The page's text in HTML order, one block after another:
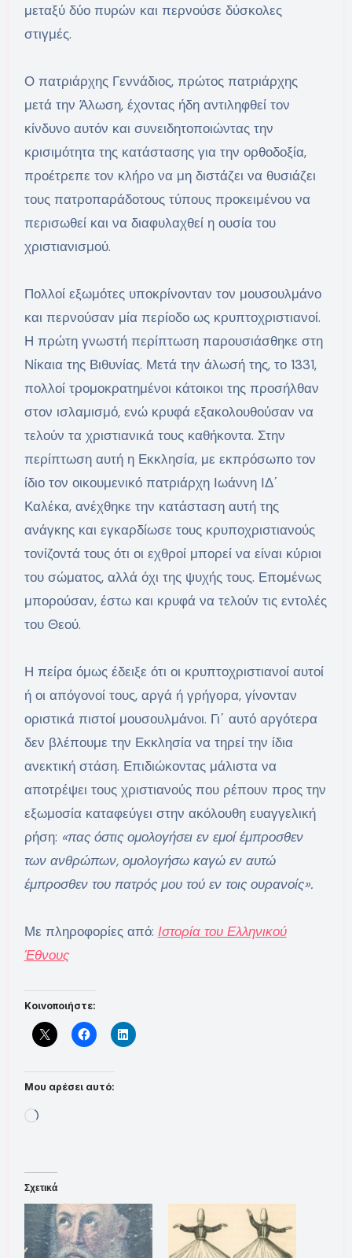
μεταξύ δύο πυρών και περνούσε δύσκολες
στιγμές.
Ο πατριάρχης Γεννάδιος, πρώτος πατριάρχης
μετά την Άλωση, έχοντας ήδη αντιληφθεί τον
κίνδυνο αυτόν και συνειδητοποιώντας την
κρισιμότητα της κατάστασης για την ορθοδοξία,
προέτρεπε τον κλήρο να μη διστάζει να θυσιάζει
τους πατροπαράδοτους τύπους προκειμένου να
περισωθεί και να διαφυλαχθεί η ουσία του
χριστιανισμού.
Πολλοί εξωμότες υποκρίνονταν τον μουσουλμάνο
και περνούσαν μία περίοδο ως κρυπτοχριστιανοί.
Η πρώτη γνωστή περίπτωση παρουσιάσθηκε στη
Νίκαια της Βιθυνίας. Μετά την άλωσή της, το 1331,
πολλοί τρομοκρατημένοι κάτοικοι της προσήλθαν
στον ισλαμισμό, ενώ κρυφά εξακολουθούσαν να
τελούν τα χριστιανικά τους καθήκοντα. Στην
περίπτωση αυτή η Εκκλησία, με εκπρόσωπο τον
ίδιο τον οικουμενικό πατριάρχη Ιωάννη ΙΔ΄
Καλέκα, ανέχθηκε την κατάσταση αυτή της
ανάγκης και εγκαρδίωσε τους κρυποχριστιανούς
τονίζοντά τους ότι οι εχθροί μπορεί να είναι κύριοι
του σώματος, αλλά όχι της ψυχής τους. Επομένως
μπορούσαν, έστω και κρυφά να τελούν τις εντολές
του Θεού.
Η πείρα όμως έδειξε ότι οι κρυπτοχριστιανοί αυτοί
ή οι απόγονοί τους, αργά ή γρήγορα, γίνονταν
οριστικά πιστοί μουσουλμάνοι. Γι΄ αυτό αργότερα
δεν βλέπουμε την Εκκλησία να τηρεί την ίδια
ανεκτική στάση. Επιδιώκοντας μάλιστα να
αποτρέψει τους χριστιανούς που ρέπουν προς την
εξωμοσία καταφεύγει στην ακόλουθη ευαγγελική
ρήση: «πας όστις ομολογήσει εν εμοί έμπροσθεν
των ανθρώπων, ομολογήσω καγώ εν αυτώ
έμπροσθεν του πατρός μου τού εν τοις ουρανοίς».
Με πληροφορίες από: Ιστορία του Ελληνικού
Έθνους
Κοινοποιήστε:
Μου αρέσει αυτό:
Loading…
Σχετικά